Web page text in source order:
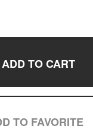
ADD TO CART
TO FAVORITE